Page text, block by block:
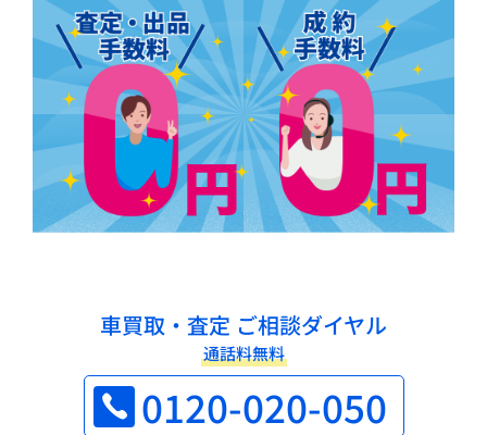
車買取・査定 ご相談ダイヤル
通話料無料
0120-020-050